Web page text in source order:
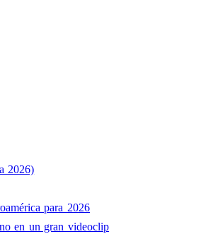
2026)
para 2026
en un gran videoclip